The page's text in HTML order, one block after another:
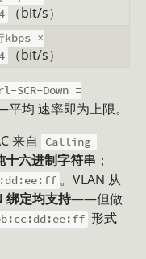
（bit/s）
kbps ×
（bit/s）
SCR-Down =
均 速率即为上限。
来自
Calling-
十六进制字符串 ；
。VLAN 从
绑定均支持——但做
形式